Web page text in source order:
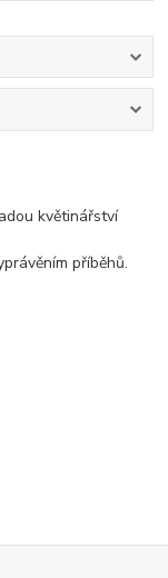
květinářství
příběhů.